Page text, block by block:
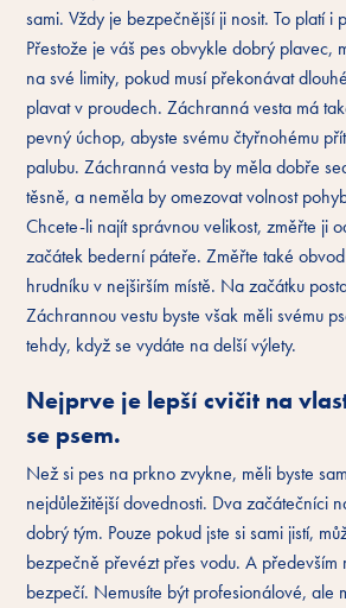
sami. Vždy je bezpečnější ji nosit. To platí i
Přestože je váš pes obvykle dobrý plavec,
na své limity, pokud musí překonávat
plavat v proudech. Záchranná vesta má
pevný úchop, abyste svému čtyřnohému
palubu. Záchranná vesta by měla dobře
těsně, a neměla by omezovat volnost
Chcete-li najít správnou velikost, změřte ji
začátek bederní páteře. Změřte také
hrudníku v nejširším místě. Na začátku
Záchrannou vestu byste však měli svému
tehdy, když se vydáte na delší výlety.
Nejprve je lepší cvičit na
se psem.
Než si pes na prkno zvykne, měli byste
nejdůležitější dovednosti. Dva začátečníci
dobrý tým. Pouze pokud jste si sami jistí,
bezpečně převézt přes vodu. A především
bezpečí. Nemusíte být profesionálové, ale